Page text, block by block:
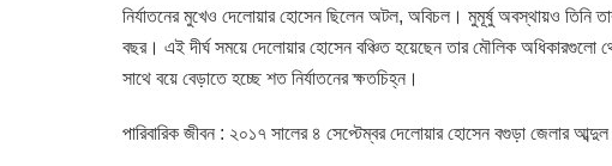
নির্যাতনের মুখেও দেলোয়ার হোসেন ছিলেন অটল, অবিচল। মুমূর্ষু অবস্থায়ও তিনি
বছর। এই দীর্ঘ সময়ে দেলোয়ার হোসেন বঞ্চিত হয়েছেন তার মৌলিক অধিকারগুলো
সাথে বয়ে বেড়াতে হচ্ছে শত নির্যাতনের ক্ষতচিহ্ন।
পারিবারিক জীবন : ২০১৭ সালের ৪ সেপ্টেম্বর দেলোয়ার হোসেন বগুড়া জেলার